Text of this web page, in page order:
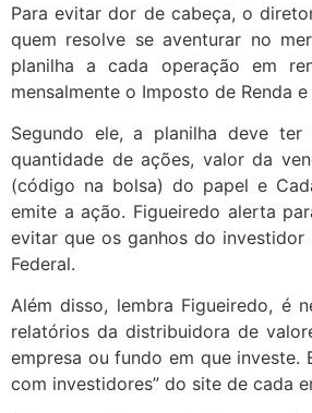
Para evitar dor de cabeça, o
quem resolve se aventurar no
planilha a cada operação em
mensalmente o Imposto de Renda
Segundo ele, a planilha deve
quantidade de ações, valor da
(código na bolsa) do papel e
emite a ação. Figueiredo alerta
evitar que os ganhos do
Federal.
Além disso, lembra Figueiredo, é
relatórios da distribuidora de
empresa ou fundo em que investe.
com investidores” do site de cada